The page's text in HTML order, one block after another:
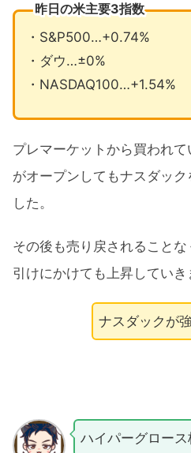
昨日の米主要3指数
・S&P500…+0.74%
・ダウ…±0%
・NASDAQ100…+1.54%
プレマーケットから買われ
がオープンしてもナスダッ
した。
その後も売り戻されることな
引けにかけても上昇していき
ナスダックが
ハイパーグロー